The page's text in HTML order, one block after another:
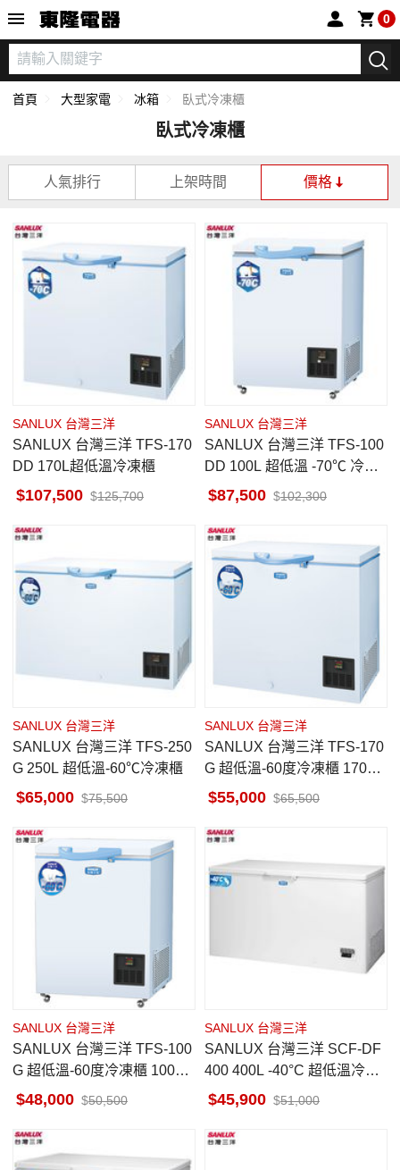
0
首頁 大型家電 冰箱 臥式冷凍櫃
臥式冷凍櫃
人氣排行 上架時間 價格
SANLUX 台灣三洋
SANLUX 台灣三洋 TFS-170
DD 170L超低溫冷凍櫃
107,500 125,700
SANLUX 台灣三洋
SANLUX 台灣三洋 TFS-100
DD 100L 超低溫 -70℃ 冷凍
櫃87,500 102,300
SANLUX 台灣三洋
SANLUX 台灣三洋 TFS-250
G 250L 超低溫-60℃冷凍櫃
65,000 75,500
SANLUX 台灣三洋
SANLUX 台灣三洋 TFS-170
G 超低溫-60度冷凍櫃 170公
升55,000 65,500
SANLUX 台灣三洋
SANLUX 台灣三洋 TFS-100
G 超低溫-60度冷凍櫃 100公
升48,000 50,500
SANLUX 台灣三洋
SANLUX 台灣三洋 SCF-DF
400 400L -40°C 超低溫冷凍
櫃45,900 51,000